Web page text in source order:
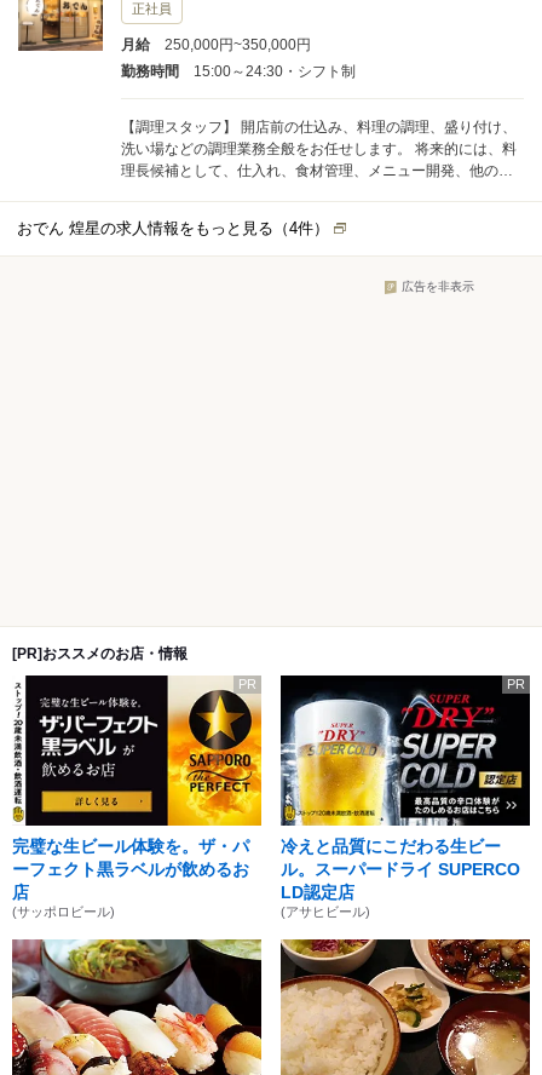
正社員
月給
250,000円~350,000円
勤務時間
15:00～24:30・シフト制
【調理スタッフ】 開店前の仕込み、料理の調理、盛り付け、
洗い場などの調理業務全般をお任せします。 将来的には、料
理長候補として、仕入れ、食材管理、メニュー開発、他の調
おでん 煌星の求人情報をもっと見る（4件）
広告を非表示
[PR]おススメのお店・情報
PR
完璧な生ビール体験を。ザ・パ
ーフェクト黒ラベルが飲めるお
店
(サッポロビール)
PR
冷えと品質にこだわる生ビー
ル。スーパードライ SUPERCO
LD認定店
(アサヒビール)